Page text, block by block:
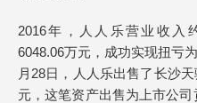
2016年，人人乐营业收入
6048.06万元，成功实现扭亏
月28日，人人乐出售了长沙
元，这笔资产出售为上市公